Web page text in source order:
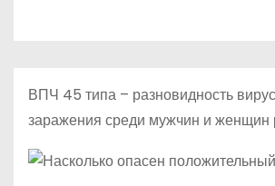
ВПЧ 45 типа – разновидность
заражения среди мужчин и женщин